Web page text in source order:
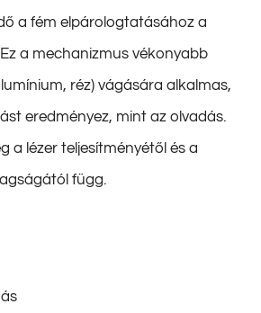
a fém elpárologtatásához a
a mechanizmus vékonyabb
réz) vágására alkalmas,
eredményez, mint az olvadás.
a lézer teljesítményétől és a
függ.